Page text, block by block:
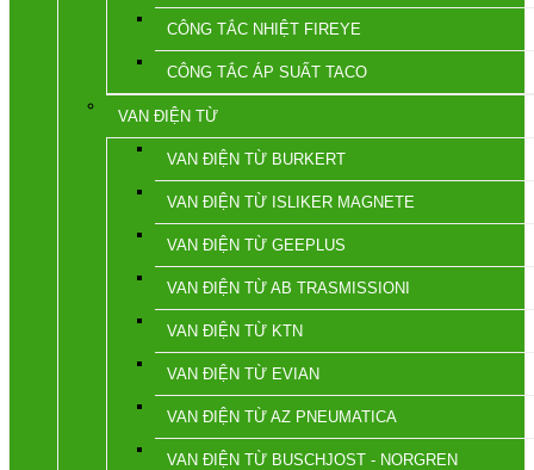
CÔNG TẮC NHIỆT FIREYE
CÔNG TẮC ÁP SUẤT TACO
VAN ĐIỆN TỪ
VAN ĐIỆN TỪ BURKERT
VAN ĐIỆN TỪ ISLIKER MAGNETE
VAN ĐIỆN TỪ GEEPLUS
VAN ĐIỆN TỪ AB TRASMISSIONI
VAN ĐIỆN TỪ KTN
VAN ĐIỆN TỪ EVIAN
VAN ĐIỆN TỪ AZ PNEUMATICA
VAN ĐIỆN TỪ BUSCHJOST - NORGREN